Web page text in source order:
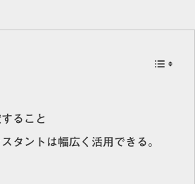
ること
タントは幅広く活用できる。